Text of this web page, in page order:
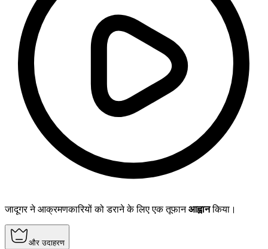
जादूगर ने आक्रमणकारियों को डराने के लिए एक तूफानआह्वानकिया।
और उदाहरण